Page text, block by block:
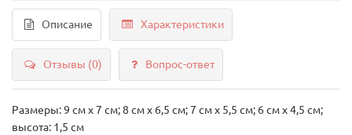
Описание Характеристики
Отзывы (0) Вопрос-ответ
Размеры: 9 см х 7 см; 8 см х 6,5 см; 7 см х 5,5 см; 6 см х 4,5 см;
высота: 1,5 см